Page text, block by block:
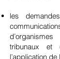
les
tribunaux et
l’application de